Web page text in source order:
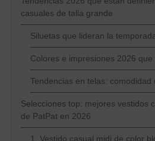
casuales de talla grande
Siluetas que lideran la
Colores e impresiones 2026
Tendencias en telas:
Selecciones top: mejores vestidos
de PatPat en 2026
1. Vestido casual midi de color